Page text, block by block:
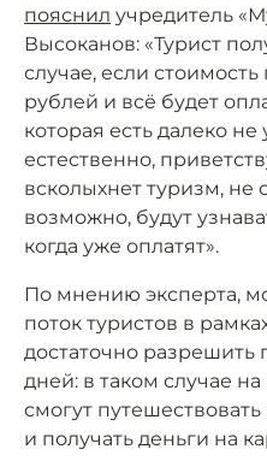
пояснил учредитель
Высоканов: «Турист
случае, если
рублей и всё будет
которая есть далеко
естественно,
всколыхнет туризм, не
возможно, будут
когда уже оплатят».
По мнению эксперта,
поток туристов в
достаточно разрешить
дней: в таком случае
смогут
и получать деньги на